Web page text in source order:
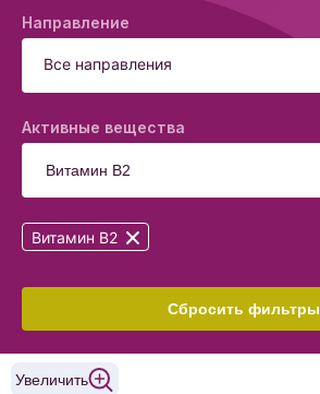
Направление
Все направления
Активные вещества
Сбросить фильтры
Витамин B2
Увеличить